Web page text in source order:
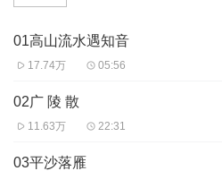
01高山流水遇知音
17.74万 05:56
02广 陵 散
11.63万 22:31
03平沙落雁